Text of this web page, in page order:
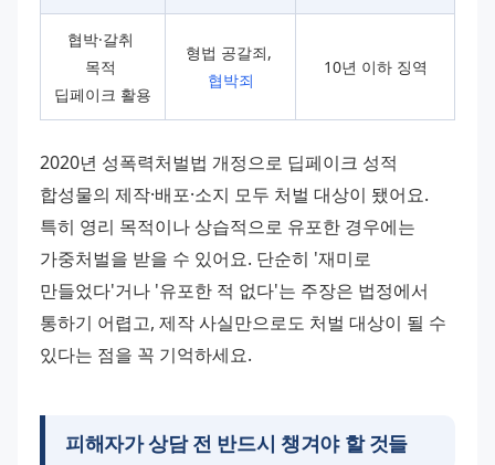
협박·갈취
목적
딥페이크 활용
형법 공갈죄,
협박죄
10년 이하 징역
2020년 성폭력처벌법 개정으로 딥페이크 성적
합성물의 제작·배포·소지 모두 처벌 대상이 됐어요.
특히 영리 목적이나 상습적으로 유포한 경우에는
가중처벌을 받을 수 있어요. 단순히 '재미로
만들었다'거나 '유포한 적 없다'는 주장은 법정에서
통하기 어렵고, 제작 사실만으로도 처벌 대상이 될 수
있다는 점을 꼭 기억하세요.
피해자가 상담 전 반드시 챙겨야 할 것들